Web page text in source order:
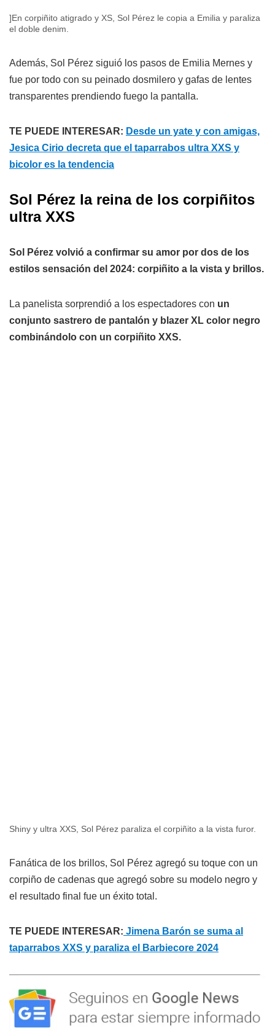
]En corpiñito atigrado y XS, Sol Pérez le copia a Emilia y paraliza
el doble denim.
Además, Sol Pérez siguió los pasos de Emilia Mernes y
fue por todo con su peinado dosmilero y gafas de lentes
transparentes prendiendo fuego la pantalla.
TE PUEDE INTERESAR: Desde un yate y con amigas,
Jesica Cirio decreta que el taparrabos ultra XXS y
bicolor es la tendencia
Sol Pérez la reina de los corpiñitos
ultra XXS
Sol Pérez volvió a confirmar su amor por dos de los
estilos sensación del 2024: corpiñito a la vista y brillos.
La panelista sorprendió a los espectadores con un
conjunto sastrero de pantalón y blazer XL color negro
combinándolo con un corpiñito XXS.
Shiny y ultra XXS, Sol Pérez paraliza el corpiñito a la vista furor.
Fanática de los brillos, Sol Pérez agregó su toque con un
corpiño de cadenas que agregó sobre su modelo negro y
el resultado final fue un éxito total.
TE PUEDE INTERESAR: Jimena Barón se suma al
taparrabos XXS y paraliza el Barbiecore 2024